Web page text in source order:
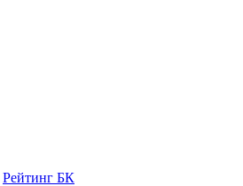
Рейтинг БК